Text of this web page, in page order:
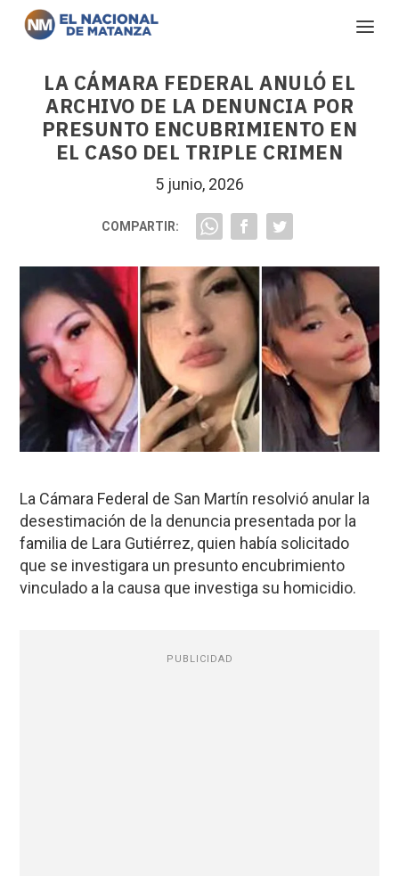
LA CÁMARA FEDERAL ANULÓ EL
ARCHIVO DE LA DENUNCIA POR
PRESUNTO ENCUBRIMIENTO EN
EL CASO DEL TRIPLE CRIMEN
5 junio, 2026
COMPARTIR:
La Cámara Federal de San Martín resolvió anular la
desestimación de la denuncia presentada por la
familia de Lara Gutiérrez, quien había solicitado
que se investigara un presunto encubrimiento
vinculado a la causa que investiga su homicidio.
PUBLICIDAD